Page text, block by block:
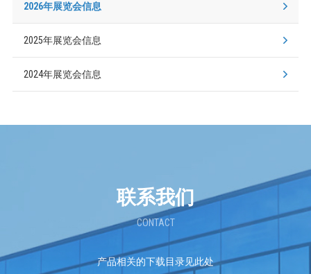
2026年展览会信息
2025年展览会信息
2024年展览会信息
联系我们
CONTACT
产品相关的下载目录见此处